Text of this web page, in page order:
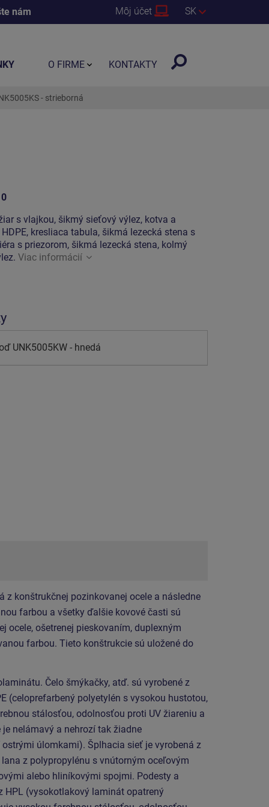
nám Môj účet SK
- strieborná
s vlajkou, šikmý sieťový výlez, kotva a
kresliaca tabula, šikmá lezecká stena s
s priezorom, šikmá lezecká stena, kolmý
Viac informácií
UNK5005KW - hnedá
z konštrukčnej pozinkovanej ocele a následne
farbou a všetky ďalšie kovové časti sú
ocele, ošetrenej pieskovaním, duplexným
farbou. Tieto konštrukcie sú uložené do
Čelo šmýkačky, atď. sú vyrobené z
(celoprefarbený polyetylén s vysokou hustotou,
stálosťou, odolnosťou proti UV žiareniu a
nelámavý a nehrozí tak žiadne
úlomkami). Šplhacia sieť je vyrobená z
lana z polypropylénu s vnútorným oceľovým
alebo hliníkovými spojmi. Podesty a
HPL (vysokotlakový laminát opatrený
O FIRME KONTAKTY